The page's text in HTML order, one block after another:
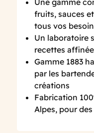
Une gamme
fruits, sauces
tous vos
Un laboratoire
recettes
Gamme 1883
par les
créations
Fabrication
Alpes, pour